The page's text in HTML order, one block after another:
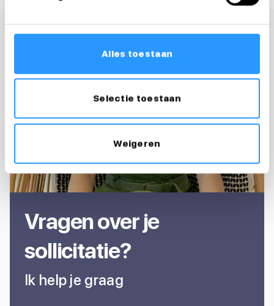
Alles toestaan
Selectie toestaan
Weigeren
Vragen over je
sollicitatie?
Ik help je graag